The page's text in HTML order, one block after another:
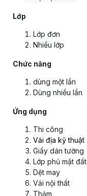
Lớp
Lớp đơn
Nhiều lớp
Chức năng
dùng một lần
Dùng nhiều lần
Ứng dụng
Thi công
Vải địa kỹ thuật
Giấy dán tường
Lớp phủ mặt đất
Dệt may
Vải nội thất
Thảm